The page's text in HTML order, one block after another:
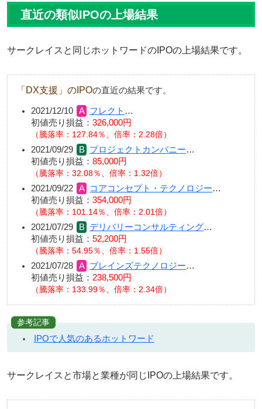
直近の類似IPOの上場結果
サークレイスと同じホットワードのIPOの上場結果です。
「DX支援」のIPOの直近の結果です。
2021/12/10 フレクト …
初値売り損益： 326,000円
（騰落率：127.84％、倍率：2.28倍）
2021/09/29 プロジェクトカンパニー…
初値売り損益： 85,000円
（騰落率：32.08％、倍率：1.32倍）
2021/09/22 コアコンセプト・テクノロジー…
初値売り損益： 354,000円
（騰落率：101.14％、倍率：2.01倍）
2021/07/29 デリバリーコンサルティング…
初値売り損益： 52,200円
（騰落率：54.95％、倍率：1.55倍）
2021/07/28 ブレインズテクノロジー…
初値売り損益： 238,500円
（騰落率：133.99％、倍率：2.34倍）
参考記事
IPOで人気のあるホットワード
サークレイスと市場と業種が同じIPOの上場結果です。